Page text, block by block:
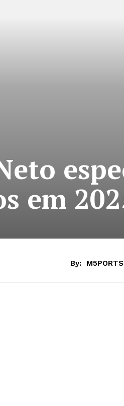
em
By: M5PORTS